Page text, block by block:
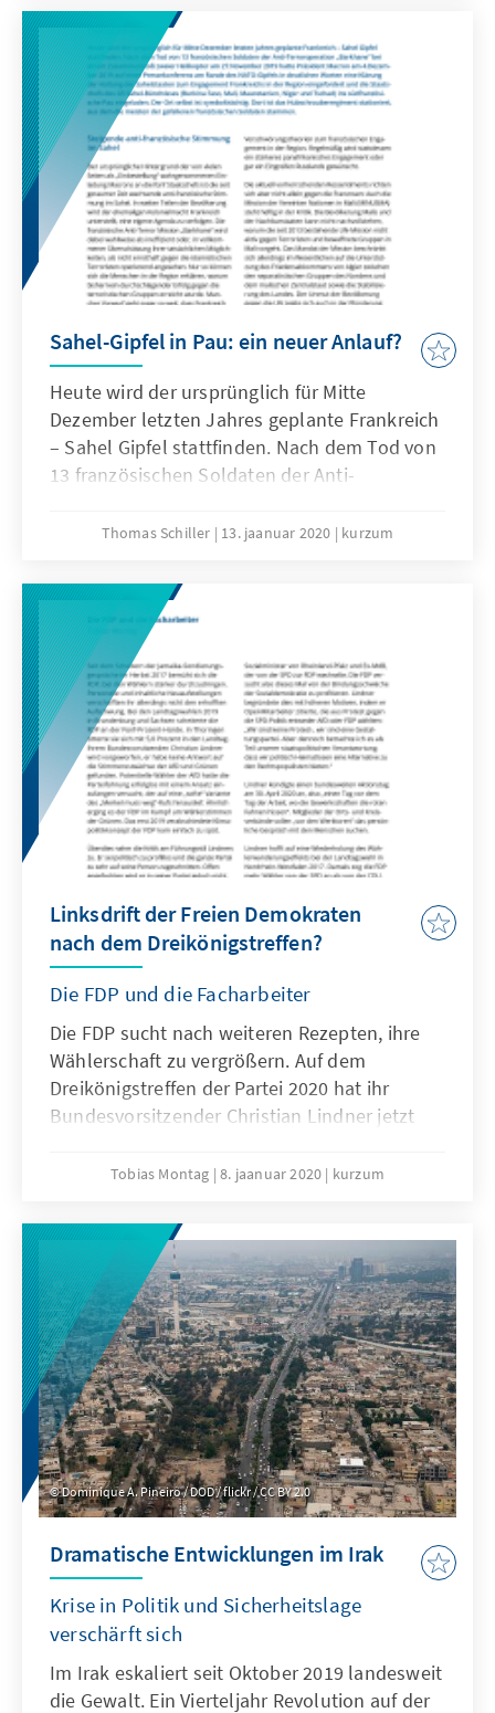
könnte dank 2 Milliarden aktiven Facebook-
Nutzern gewissermaßen über Nacht zur
weitverbreitetsten nicht-staatlichen Währung
der Welt werden.
Sahel-Gipfel in Pau: ein neuer Anlauf?
Heute wird der ursprünglich für Mitte
Dezember letzten Jahres geplante Frankreich
– Sahel Gipfel stattfinden. Nach dem Tod von
13 französischen Soldaten der Anti-
Zusammenstoß zweier Helikopter am
4.Dezember 2019 auf einer Pressekonferenz
am Rande des NATO-Gipfels in deutlichen
Worten eine Klärung der Haltung der
Sahelstaaten zum Engagement Frankreichs in
der Region eingefordert und die Staatschefs
des G5 Sahel-Bündnisses (Burkina Faso, Mali,
Mauretanien, Niger und Tschad) ins
südfranzösische Pau eingeladen. Der Ort
selbst ist symbolträchtig: Dort ist das
Hubschrauberregiment stationiert, aus dem
die meisten der gefallenen französischen
Thomas Schiller 13. jaanuar 2020 kurzum
Linksdrift der Freien Demokraten
nach dem Dreikönigstreffen?
Die FDP und die Facharbeiter
Die FDP sucht nach weiteren Rezepten, ihre
Wählerschaft zu vergrößern. Auf dem
Dreikönigstreffen der Partei 2020 hat ihr
Bundesvorsitzender Christian Lindner jetzt
gelenkt. Doch was heißt das für die Freien
programmatischen Verschiebung nach links?
Tobias Montag 8. jaanuar 2020 kurzum
Dominique A. Pineiro / DOD / flickr / CC BY 2.0
Dramatische Entwicklungen im Irak
Krise in Politik und Sicherheitslage
verschärft sich
Im Irak eskaliert seit Oktober 2019 landesweit
die Gewalt. Ein Vierteljahr Revolution auf der